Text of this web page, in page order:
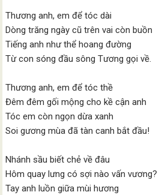
Thương anh, em để tóc dài
Dòng trăng ngày cũ trên vai còn buồn
Tiếng anh như thể hoang đường
Từ con sóng đầu sông Tương gọi về.
Thương anh, em để tóc thề
Đêm đêm gối mộng cho kề cận anh
Tóc em còn ngọn dừa xanh
Soi gương mùa đã tàn canh bắt đầu!
Nhánh sầu biết chẻ về đâu
Hôm quay lưng có sợi nào vấn vương?
Tay anh luồn giữa mùi hương